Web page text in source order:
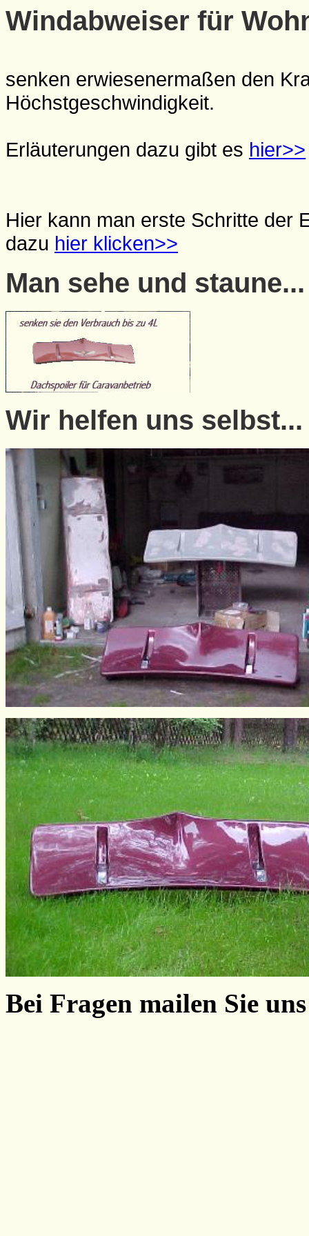
Windabweiser für
senken erwiesenermaßen den
Höchstgeschwindigkeit.
Erläuterungen dazu gibt es hier>>
Hier kann man erste Schritte der
dazu hier klicken>>
Man sehe und staune...
Wir helfen uns selbst...
Bei Fragen mailen Sie